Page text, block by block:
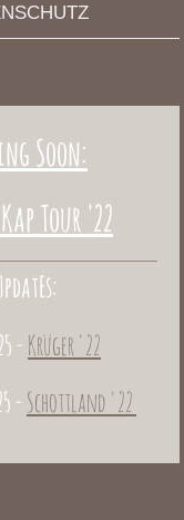
Soon:
Tour '22
-Krüger '22
-Schottland '22